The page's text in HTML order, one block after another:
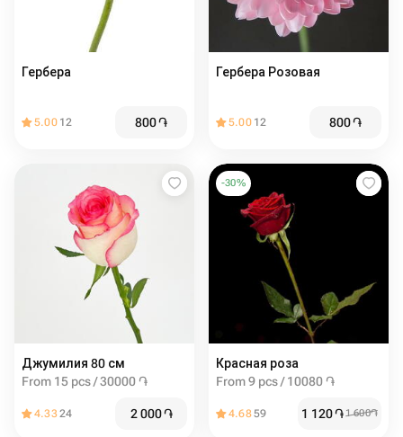
Гербера
5.00 12 800֏
Гербера Розовая
5.00 12 800֏
Джумилия 80 см
From 15 pcs / 30000 ֏
4.3324 2 000֏
-30%
Красная роза
From 9 pcs / 10080 ֏
4.6859 1 120֏1 600֏